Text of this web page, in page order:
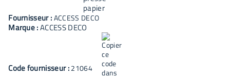
Fournisseur :ACCESS DECO
Marque :ACCESS DECO
Code fournisseur :21064